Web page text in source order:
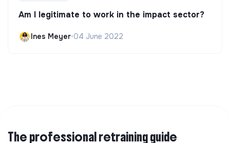
Am I legitimate to work in the impact sector?
Ines Meyer•04 June 2022
The professional retraining guide